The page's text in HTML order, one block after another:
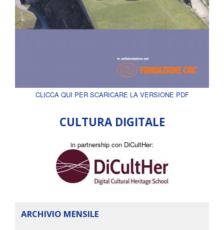
CLICCA QUI PER SCARICARE LA VERSIONE PDF
CULTURA DIGITALE
in partnership con DiCultHer:
ARCHIVIO MENSILE